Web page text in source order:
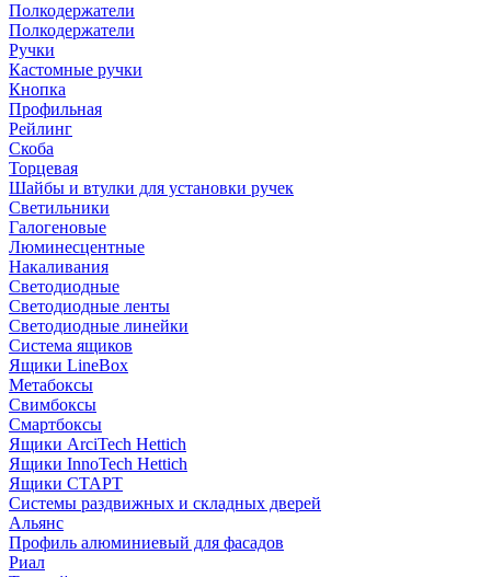
Полкодержатели
Полкодержатели
Ручки
Кастомные ручки
Кнопка
Профильная
Рейлинг
Скоба
Торцевая
Шайбы и втулки для установки ручек
Светильники
Галогеновые
Люминесцентные
Накаливания
Светодиодные
Светодиодные ленты
Светодиодные линейки
Система ящиков
Ящики LineBox
Метабоксы
Свимбоксы
Смартбоксы
Ящики ArciTech Hettich
Ящики InnoTech Hettich
Ящики СТАРТ
Системы раздвижных и складных дверей
Альянс
Профиль алюминиевый для фасадов
Риал